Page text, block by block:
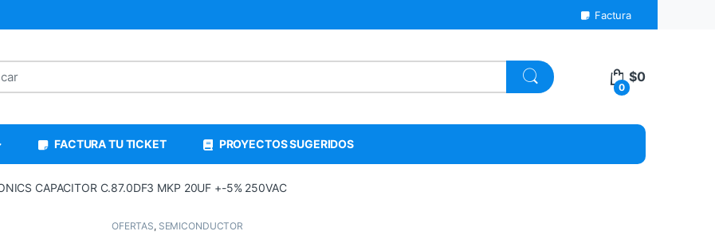
Factura
0
$0
FACTURA TU TICKET PROYECTOS SUGERIDOS
CAPACITOR C.87.0DF3 MKP 20UF +-5% 250VAC
OFERTAS, SEMICONDUCTOR